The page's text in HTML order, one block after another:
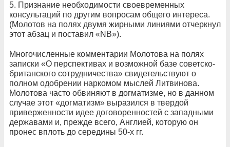
5. Признание необходимости своевременных
консультаций по другим вопросам общего интереса.
(Молотов на полях двумя жирными линиями отчеркнул
этот абзац и поставил «NB»).
Многочисленные комментарии Молотова на полях
записки «О перспективах и возможной базе советско-
британского сотрудничества» свидетельствуют о
полном одобрении наркомом мыслей Литвинова.
Молотова часто обвиняют в догматизме, но в данном
случае этот «догматизм» выразился в твердой
приверженности идее договоренностей с западными
державами и, прежде всего, Англией, которую он
пронес вплоть до середины 50-х гг.